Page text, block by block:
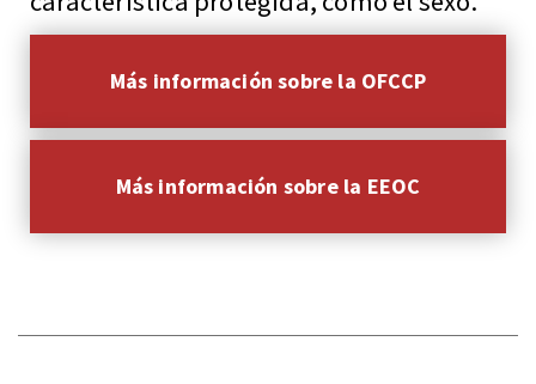
Más información sobre la OFCCP
Más información sobre la EEOC